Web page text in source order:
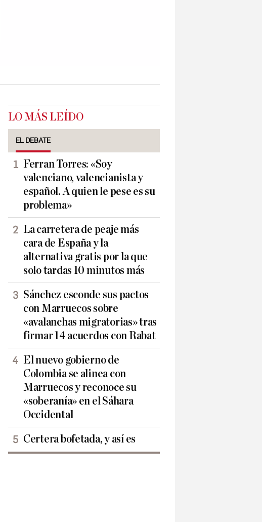
LO MÁS LEÍDO
EL DEBATE
Ferran Torres: «Soy
valenciano, valencianista y
español. A quien le pese es su
problema»
La carretera de peaje más
cara de España y la
alternativa gratis por la que
solo tardas 10 minutos más
Sánchez esconde sus pactos
con Marruecos sobre
«avalanchas migratorias» tras
firmar 14 acuerdos con Rabat
El nuevo gobierno de
Colombia se alinea con
Marruecos y reconoce su
«soberanía» en el Sáhara
Occidental
Certera bofetada, y así es